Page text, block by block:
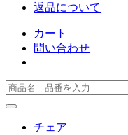
返品について
カート
問い合わせ
チェア